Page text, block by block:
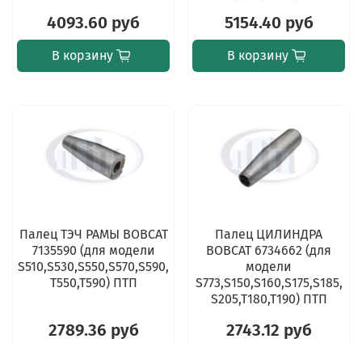
4093.60 руб
В корзину
5154.40 руб
В корзину
Палец ТЭЧ РАМЫ BOBCAT
7135590 (для модели
S510,S530,S550,S570,S590,
T550,T590) ПТП
2789.36 руб
Палец ЦИЛИНДРА
BOBCAT 6734662 (для
модели
S773,S150,S160,S175,S185,
S205,T180,T190) ПТП
2743.12 руб